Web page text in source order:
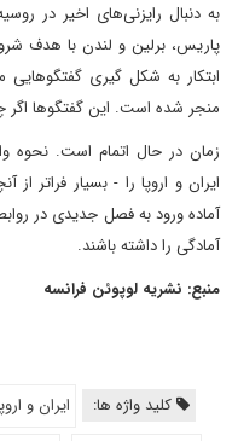
به دنبال رایزنی‌های اخیر در
پاریس، برلین و لندن با هدف
ابتکار به شکل گیری
منجر شده است. این گفتگوها اگر
زمان در حال اتمام است. نحوه
ایران و اروپا را - بسیار فراتر
آماده ورود به فصل جدیدی در
آمادگی را داشته باشند.
منبع: نشریه لوپوئن فرانسه
کلید واژه ها: ایران و